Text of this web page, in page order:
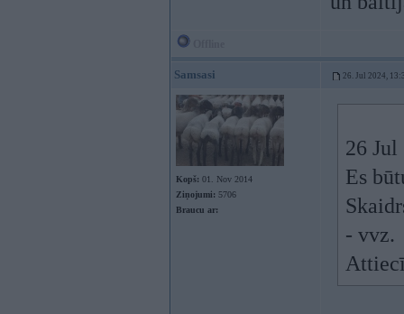
Samsasi 26. Jul 2024,
Kopš: 01. Nov 2014
Ziņojumi: 5706
Braucu ar:
26
Es
- vvz.